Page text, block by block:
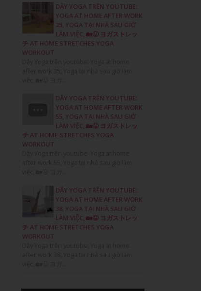
DẬY YOGA TRÊN YOUTUBE:
YOGA AT HOME AFTER WORK
35, YOGA TẠI NHÀ SAU GIỜ
LÀM VIỆC, 🏡😛 ヨガストレッ
チ AT HOME STRETCHES YOGA
WORKOUT
DẬY YOGA TRÊN YOUTUBE:
YOGA AT HOME AFTER WORK
55, YOGA TẠI NHÀ SAU GIỜ
LÀM VIỆC, 🏡😛 ヨガストレッ
チ AT HOME STRETCHES YOGA
WORKOUT
DẬY YOGA TRÊN YOUTUBE:
YOGA AT HOME AFTER WORK
38, YOGA TẠI NHÀ SAU GIỜ
LÀM VIỆC, 🏡😛 ヨガストレッ
チ AT HOME STRETCHES YOGA
WORKOUT